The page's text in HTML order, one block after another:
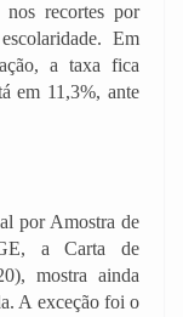
nos recortes por
Em
a taxa fica
em 11,3%, ante
por Amostra de
a Carta de
mostra ainda
A exceção foi o